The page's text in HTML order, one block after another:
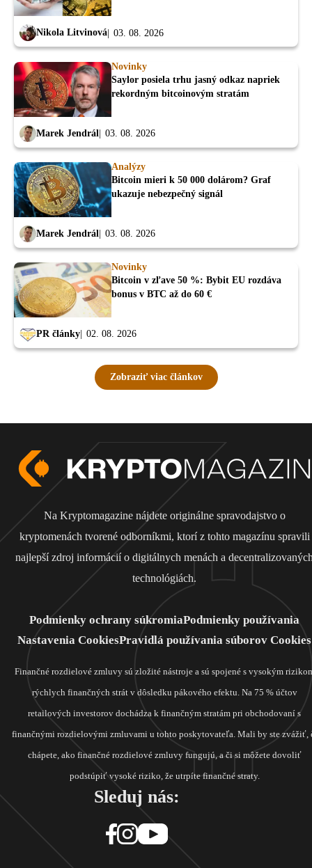
Nikola Litvinová 03. 08. 2026
Novinky
Saylor posiela trhu jasný odkaz napriek
rekordným bitcoinovým stratám
Marek Jendrál 03. 08. 2026
Analýzy
Bitcoin mieri k 50 000 dolárom? Graf
ukazuje nebezpečný signál
Marek Jendrál 03. 08. 2026
Novinky
Bitcoin v zľave 50 %: Bybit EU rozdáva
bonus v BTC až do 60 €
PR články 02. 08. 2026
Zobraziť viac článkov
Na Kryptomagazine nájdete originálne spravodajstvo o
kryptomenách tvorené odborníkmi, ktorí z tohto magazínu spravili
najlepší zdroj informácií o digitálnych menách a
technológiách.
Podmienky ochrany súkromiaPodmienky používania
Nastavenia CookiesPravidlá používania súborov Cookies
Finančné rozdielové zmluvy sú zložité nástroje a sú spojené s vysokým
rýchlych finančných strát v dôsledku pákového efektu. Na 75 % účtov
retailových investorov dochádza k finančným stratám pri obchodovaní s
finančnými rozdielovými zmluvami u tohto poskytovateľa. Mali by ste zvážiť,
chápete, ako finančné rozdielové zmluvy fungujú, a či si môžete dovoliť
podstúpiť vysoké riziko, že utrpíte finančné straty.
Sleduj nás: